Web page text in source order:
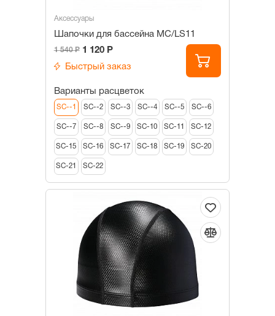
Аксессуары
Шапочки для бассейна МС/LS11
1 540 Р 1 120 Р
Быстрый заказ
Варианты расцветок
SC--1 SC--2 SC--3 SC--4 SC--5 SC--6
SC--7 SC--8 SC--9 SC-10 SC-11 SC-12
SC-15 SC-16 SC-17 SC-18 SC-19 SC-20
SC-21 SC-22